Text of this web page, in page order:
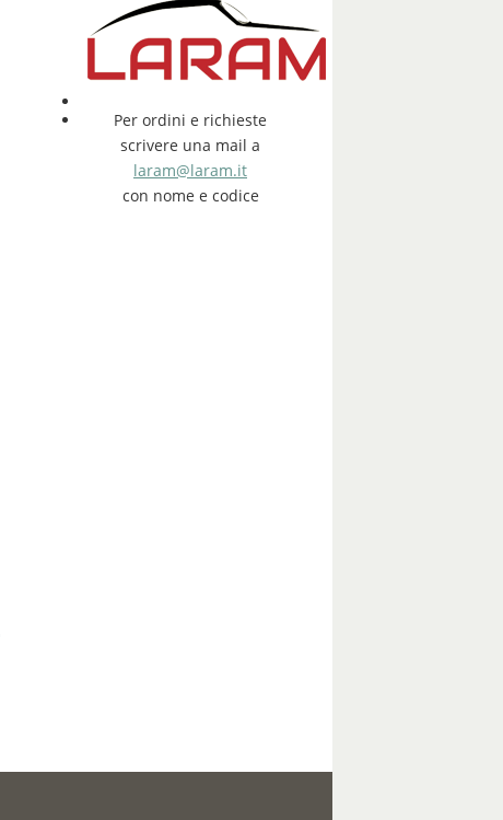
Per ordini e richieste
scrivere una mail a
laram@laram.it
con nome e codice